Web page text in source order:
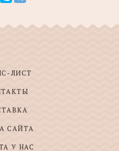
ЛИСТ
САЙТА
У НАС